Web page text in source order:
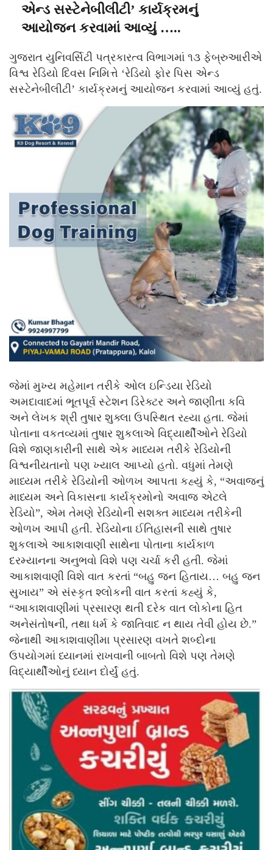
એન્ડ સસ્ટેનેબીલીટી’ કાર્યક્રમનું
આયોજન કરવામાં આવ્યું …..
ગુજરાત યુનિવર્સિટી પત્રકારત્વ વિભાગમાં ૧૩ ફેબ્રુઆરીએ
વિશ્વ રેડિયો દિવસ નિમિત્તે ‘રેડિયો ફોર પિસ એન્ડ
સસ્ટેનેબીલીટી’ કાર્યક્રમનું આયોજન કરવામાં આવ્યું હતું.
જેમાં મુખ્ય મહેમાન તરીકે ઓલ ઇન્ડિયા રેડિયો
અમદાવાદમાં ભૂતપૂર્વ સ્ટેશન ડિરેક્ટર અને જાણીતા કવિ
અને લેખક શ્રી તુષાર શુક્લા ઉપસ્થિત રહ્યા હતા. જેમાં
પોતાના વકતવ્યમાં તુષાર શુકલાએ વિદ્યાર્થીઓને રેડિયો
વિશે જાણકારીની સાથે એક માધ્યમ તરીકે રેડિયોની
વિશ્વનીયતાનો પણ ખ્યાલ આપ્યો હતો. વધુમાં તેમણે
માધ્યમ તરીકે રેડિયોની ઓળખ આપતા કહ્યું કે, “અવાજનું
માધ્યમ અને વિકાસના કાર્યક્રમોનો અવાજ એટલે
રેડિયો”, એમ તેમણે રેડિયોની સશક્ત માધ્યમ તરીકેની
ઓળખ આપી હતી. રેડિયોના ઈતિહાસની સાથે તુષાર
શુકલાએ આકાશવાણી સાથેના પોતાના કાર્યકાળ
દરમ્યાનના અનુભવો વિશે પણ ચર્ચા કરી હતી. જેમાં
આકાશવાણી વિશે વાત કરતાં “બહુ જન હિતાય… બહુ જન
સુખાય” એ સંસ્કૃત શ્લોકની વાત કરતાં કહ્યું કે,
“આકાશવાણીમાં પ્રસારણ થતી દરેક વાત લોકોના હિત
અનેસંતોષની, તથા ધર્મ કે જાતિવાદ ન થાય તેવી હોય છે.”
જેનાથી આકાશવાણીમા પ્રસારણ વખતે શબ્દોના
ઉપયોગમાં ધ્યાનમાં રાખવાની બાબતો વિશે પણ તેમણે
વિદ્યાર્થીઓનું ધ્યાન દોર્યું હતું.